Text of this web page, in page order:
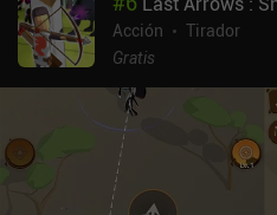
Acción
Tirador
Gratis